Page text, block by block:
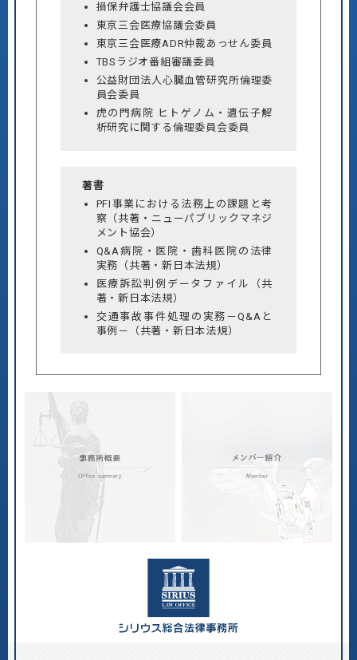
損保弁護士協議会会員
東京三会医療協議会委員
東京三会医療ADR仲裁あっせん委員
TBSラジオ番組審議委員
公益財団法人心臓血管研究所倫理委
員会委員
虎の門病院 ヒトゲノム・遺伝子解
析研究に関する倫理委員会委員
著書
PFI事業における法務上の課題と考
察（共著・ニューパブリックマネジ
メント協会）
Q&A病院・医院・歯科医院の法律
実務（共著・新日本法規）
医療訴訟判例データファイル（共
著・新日本法規）
交通事故事件処理の実務－Q&Aと
事例－（共著・新日本法規）